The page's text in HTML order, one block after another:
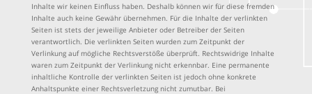
Inhalte wir keinen Einfluss haben. Deshalb können wir für diese fremden
Inhalte auch keine Gewähr übernehmen. Für die Inhalte der verlinkten
Seiten ist stets der jeweilige Anbieter oder Betreiber der Seiten
verantwortlich. Die verlinkten Seiten wurden zum Zeitpunkt der
Verlinkung auf mögliche Rechtsverstöße überprüft. Rechtswidrige Inhalte
waren zum Zeitpunkt der Verlinkung nicht erkennbar. Eine permanente
inhaltliche Kontrolle der verlinkten Seiten ist jedoch ohne konkrete
Anhaltspunkte einer Rechtsverletzung nicht zumutbar. Bei